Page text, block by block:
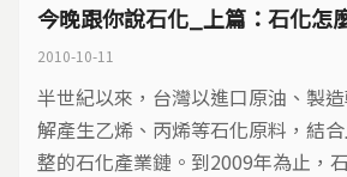
今晚跟你說石化_上篇：石化怎
2010-10-11
半世紀以來，台灣以進口原油、製
解產生乙烯、丙烯等石化原料，結
整的石化產業鏈。到2009年為止，